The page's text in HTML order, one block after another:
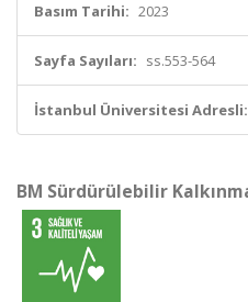
Basım Tarihi: 2023
Sayfa Sayıları: ss.553-564
İstanbul Üniversitesi Adresli:
BM Sürdürülebilir